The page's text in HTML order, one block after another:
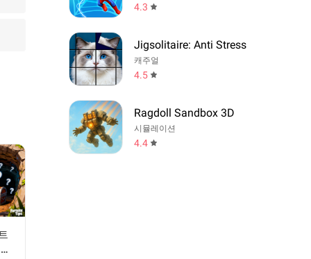
4.3
Jigsolitaire: Anti Stress
캐주얼
4.5
Ragdoll Sandbox 3D
시뮬레이션
4.4